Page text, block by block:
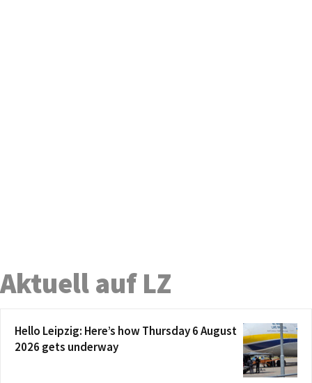
Aktuell auf LZ
Hello Leipzig: Here’s how Thursday 6 August
2026 gets underway